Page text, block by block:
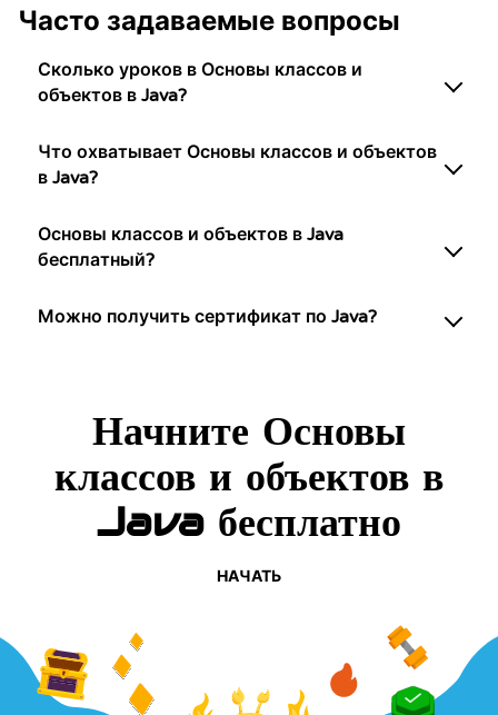
Часто задаваемые вопросы
Сколько уроков в Основы классов и
объектов в Java?
Что охватывает Основы классов и объектов
в Java?
Основы классов и объектов в Java
бесплатный?
Можно получить сертификат по Java?
Начните Основы
классов и объектов в
Java бесплатно
НАЧАТЬ